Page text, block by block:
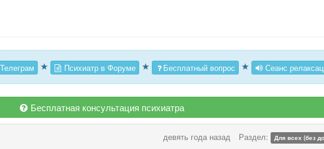
★ Психиатр в Форуме ★ Бесплатный вопрос ★ Сеанс
Бесплатная консультация психиатра
девять года назад Раздел: Для всех (без